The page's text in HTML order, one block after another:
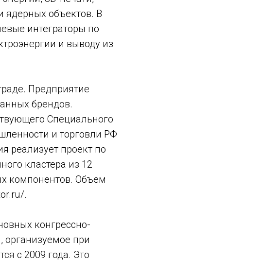
ядерных объектов. В
интеграторы по
и выводу из
Предприятие
брендов.
Специального
и торговли РФ
реализует проект по
кластера из 12
компонентов. Объем
.
конгрессно-
организуемое при
с 2009 года. Это